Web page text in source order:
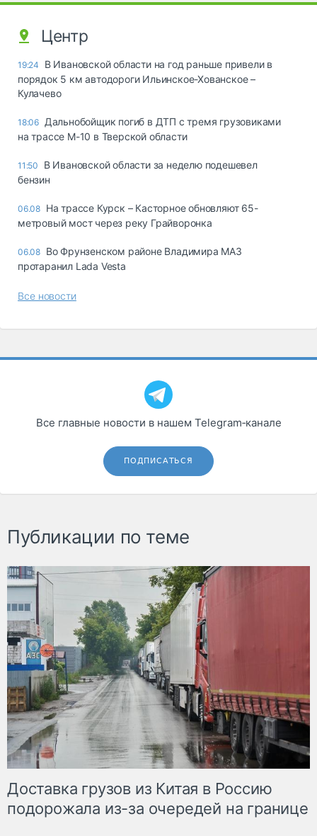
Центр
19:24
В Ивановской области на год раньше привели в
порядок 5 км автодороги Ильинское-Хованское –
Кулачево
18:06 Дальнобойщик погиб в ДТП с тремя грузовиками
на трассе М-10 в Тверской области
11:50
В Ивановской области за неделю подешевел
бензин
06.08 На трассе Курск – Касторное обновляют 65-
метровый мост через реку Грайворонка
06.08 Во Фрунзенском районе Владимира МАЗ
протаранил Lada Vesta
Все новости
Все главные новости в нашем Telegram‑канале
ПОДПИСАТЬСЯ
Публикации по теме
Доставка грузов из Китая в Россию
подорожала из-за очередей на границе